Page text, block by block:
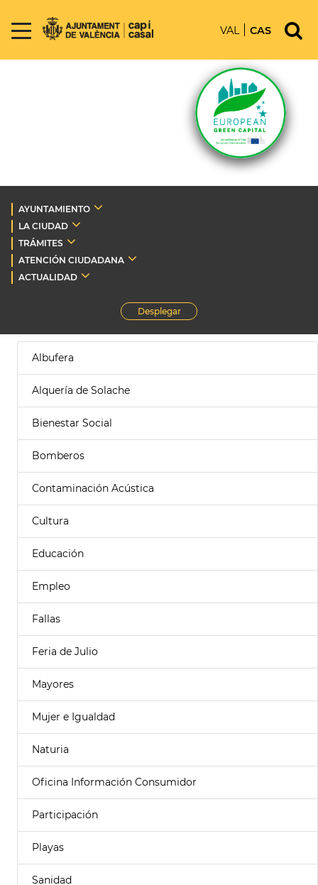
VAL CAS
AYUNTAMIENTO
LA CIUDAD
TRÁMITES
ATENCIÓN CIUDADANA
ACTUALIDAD
Desplegar
Albufera
Alquería de Solache
Bienestar Social
Bomberos
Contaminación Acústica
Cultura
Educación
Empleo
Fallas
Feria de Julio
Mayores
Mujer e Igualdad
Naturia
Oficina Información Consumidor
Participación
Playas
Sanidad